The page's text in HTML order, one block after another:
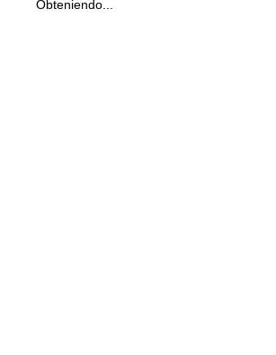
Obteniendo...